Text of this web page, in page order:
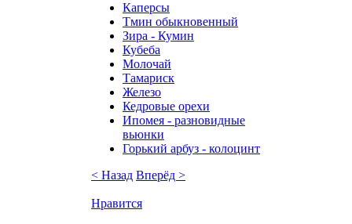
Каперсы
Тмин обыкновенный
Зира - Кумин
Кубеба
Молочай
Тамариск
Железо
Кедровые орехи
Ипомея - разновидные
вьюнки
Горький арбуз - колоцинт
< Назад Вперёд >
Нравится